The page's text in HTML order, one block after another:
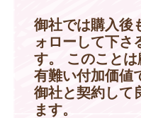
御社では購入後
ォローして下さ
す。 このこと
有難い付加価値
御社と契約して
ます。